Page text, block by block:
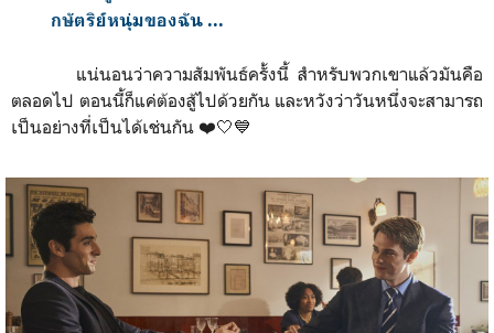
กษัตริย์หนุ่มของฉัน ...
แน่นอนว่าความสัมพันธ์ครั้งนี้ สำหรับพวกเขาแล้วมันคือ
ตลอดไป ตอนนี้ก็แค่ต้องสู้ไปด้วยกัน และหวังว่าวันหนึ่งจะสามารถ
เป็นอย่างที่เป็นได้เช่นกัน ❤️🤍💙